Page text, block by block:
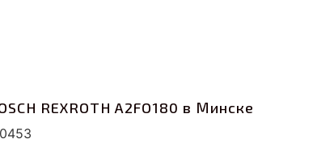
REXROTH A2FO180 в Минске